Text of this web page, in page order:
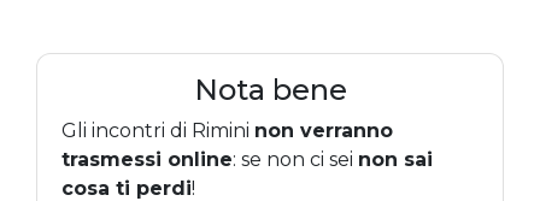
Nota bene
Gli incontri di Rimini non verranno
trasmessi online: se non ci sei non sai
cosa ti perdi!